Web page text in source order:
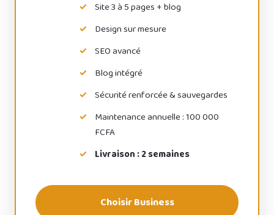
Site 3 à 5 pages + blog
Design sur mesure
SEO avancé
Blog intégré
Sécurité renforcée & sauvegardes
Maintenance annuelle : 100 000
FCFA
Livraison : 2 semaines
Choisir Business